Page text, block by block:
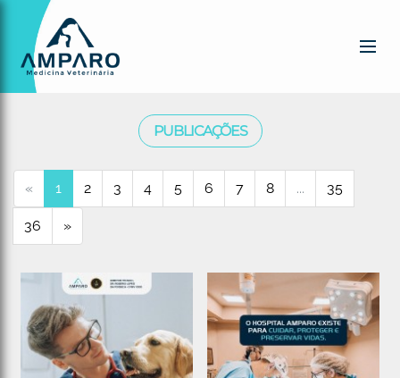
PUBLICAÇÕES
« 1 2 3 4 5 6 7 8 ... 35
36 »